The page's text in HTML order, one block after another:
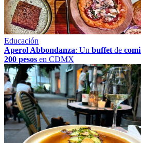
Educación
Aperol Abbondanza: Un buffet de
200 pesos en CDMX